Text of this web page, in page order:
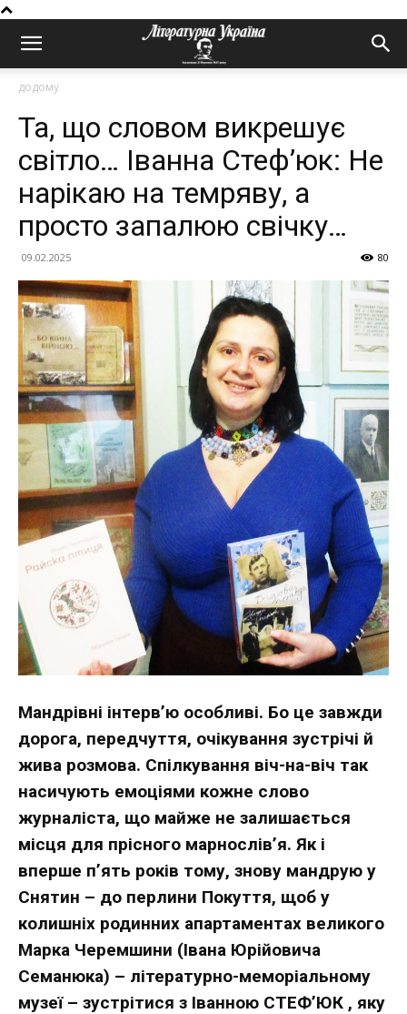
додому
Та, що словом викрешує
світло… Іванна Стеф’юк: Не
нарікаю на темряву, а
просто запалюю свічку…
09.02.2025 80
Мандрівні інтерв’ю особливі. Бо це завжди
дорога, передчуття, очікування зустрічі й
жива розмова. Спілкування віч-на-віч так
насичують емоціями кожне слово
журналіста, що майже не залишається
місця для прісного марнослів’я. Як і
вперше п’ять років тому, знову мандрую у
Снятин – до перлини Покуття, щоб у
колишніх родинних апартаментах великого
Марка Черемшини (Івана Юрійовича
Семанюка) – літературно-меморіальному
музеї – зустрітися з Іванною СТЕФ’ЮК , яку